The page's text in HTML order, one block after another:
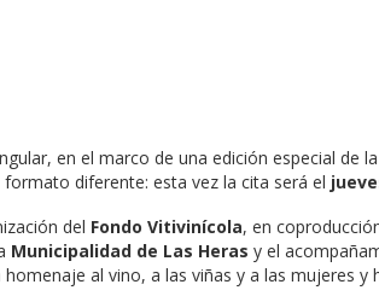
en el marco de una edición especial de
diferente: esta vez la cita será el
del Fondo Vitivinícola, en
Municipalidad de Las Heras y el
al vino, a las viñas y a las mujeres